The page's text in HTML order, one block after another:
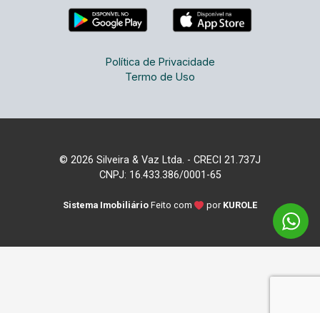
Política de Privacidade
Termo de Uso
© 2026 Silveira & Vaz Ltda. - CRECI 21.737J
CNPJ: 16.433.386/0001-65
Sistema Imobiliário Feito com por KUROLE